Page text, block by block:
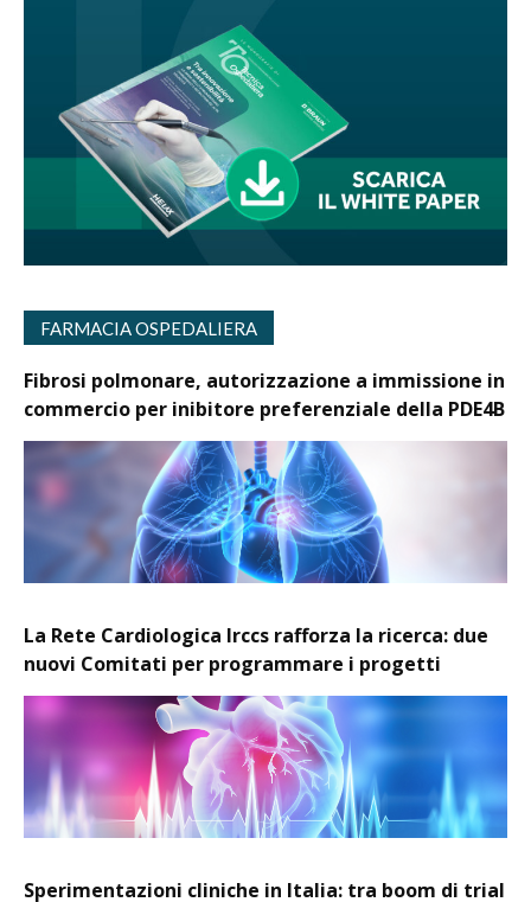
FARMACIA OSPEDALIERA
Fibrosi polmonare, autorizzazione a immissione in
commercio per inibitore preferenziale della PDE4B
La Rete Cardiologica Irccs rafforza la ricerca: due
nuovi Comitati per programmare i progetti
Sperimentazioni cliniche in Italia: tra boom di trial